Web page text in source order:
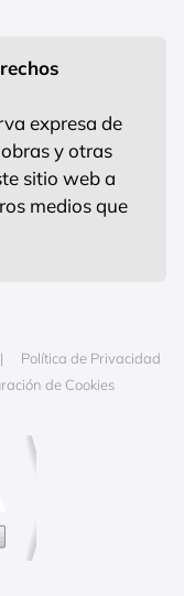
expresa de
y otras
sitio web a
medios que
Política de Privacidad
de Cookies